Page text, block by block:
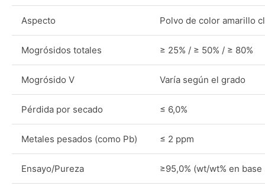
Aspecto Polvo de color amarillo
Mogrósidos totales ≥ 25% / ≥ 50% / ≥ 80%
Mogrósido V Varía según el grado
Pérdida por secado ≤ 6,0%
Metales pesados (como Pb) ≤ 2 ppm
Ensayo/Pureza ≥95,0% (wt/wt% en base